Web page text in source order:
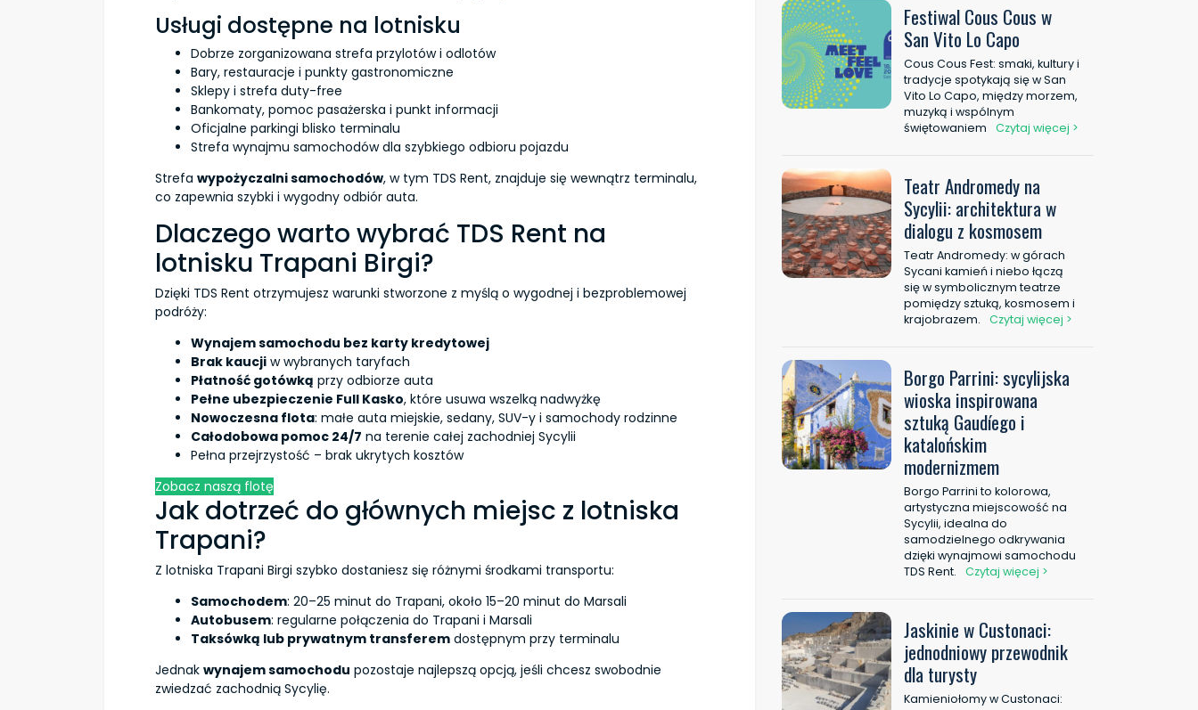
Usługi dostępne na lotnisku
Dobrze zorganizowana strefa przylotów i odlotów
Bary, restauracje i punkty gastronomiczne
Sklepy i strefa duty-free
Bankomaty, pomoc pasażerska i punkt informacji
Oficjalne parkingi blisko terminalu
Strefa wynajmu samochodów dla szybkiego odbioru pojazdu
Strefa wypożyczalni samochodów, w tym TDS Rent, znajduje się wewnątrz terminalu,
co zapewnia szybki i wygodny odbiór auta.
Dlaczego warto wybrać TDS Rent na
lotnisku Trapani Birgi?
Dzięki TDS Rent otrzymujesz warunki stworzone z myślą o wygodnej i bezproblemowej
podróży:
Wynajem samochodu bez karty kredytowej
Brak kaucji w wybranych taryfach
Płatność gotówką przy odbiorze auta
Pełne ubezpieczenie Full Kasko, które usuwa wszelką nadwyżkę
Nowoczesna flota: małe auta miejskie, sedany, SUV-y i samochody rodzinne
Całodobowa pomoc 24/7 na terenie całej zachodniej Sycylii
Pełna przejrzystość – brak ukrytych kosztów
Zobacz naszą flotę
Jak dotrzeć do głównych miejsc z lotniska
Trapani?
Z lotniska Trapani Birgi szybko dostaniesz się różnymi środkami transportu:
Samochodem: 20–25 minut do Trapani, około 15–20 minut do Marsali
Autobusem: regularne połączenia do Trapani i Marsali
Taksówką lub prywatnym transferem dostępnym przy terminalu
Jednak wynajem samochodu pozostaje najlepszą opcją, jeśli chcesz swobodnie
zwiedzać zachodnią Sycylię.
Festiwal Cous Cous w
San Vito Lo Capo
Cous Cous Fest: smaki, kultury i
tradycje spotykają się w San
Vito Lo Capo, między morzem,
muzyką i wspólnym
świętowaniem
Czytaj więcej >
Teatr Andromedy na
Sycylii: architektura w
dialogu z kosmosem
Teatr Andromedy: w górach
Sycani kamień i niebo łączą
się w symbolicznym teatrze
pomiędzy sztuką, kosmosem i
krajobrazem.
Czytaj więcej >
Borgo Parrini: sycylijska
wioska inspirowana
sztuką Gaudíego i
katalońskim
modernizmem
Borgo Parrini to kolorowa,
artystyczna miejscowość na
Sycylii, idealna do
samodzielnego odkrywania
dzięki wynajmowi samochodu
TDS Rent.
Czytaj więcej >
Jaskinie w Custonaci:
jednodniowy przewodnik
dla turysty
Kamieniołomy w Custonaci: